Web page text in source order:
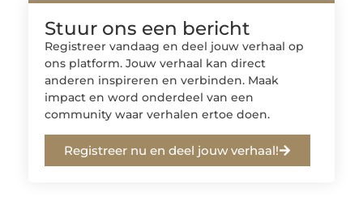
Stuur ons een bericht
Registreer vandaag en deel jouw verhaal op
ons platform. Jouw verhaal kan direct
anderen inspireren en verbinden. Maak
impact en word onderdeel van een
community waar verhalen ertoe doen.
Registreer nu en deel jouw verhaal!